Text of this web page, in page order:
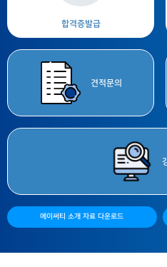
합격증발급
견적문의
에이써티 소개 자료 다운로드